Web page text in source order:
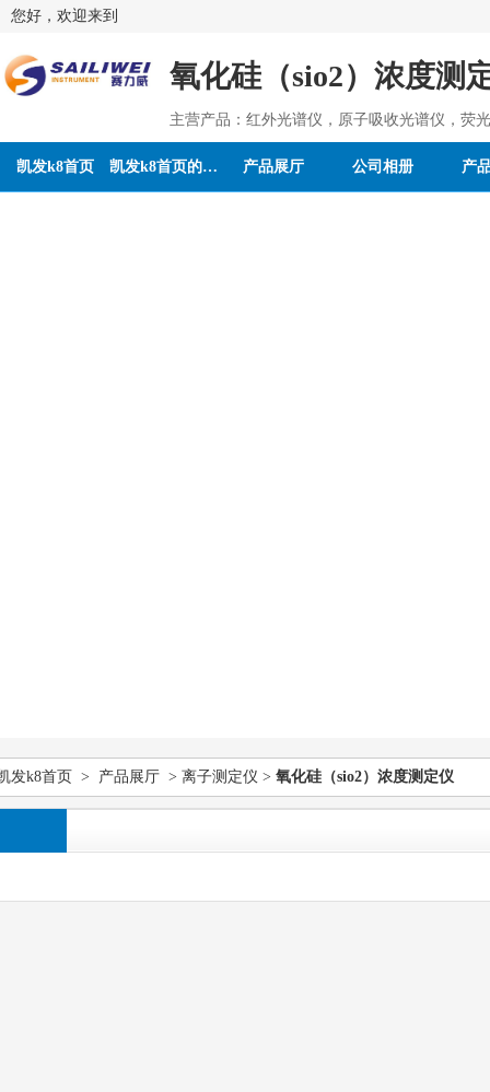
您好，欢迎来到
氧化硅（sio2）浓度测
主营产品：红外光谱仪，原子吸收光谱仪，荧
凯发k8首页 凯发k8首页的介绍 产品展厅 公司相册 产
发k8首页 > 产品展厅 > 离子测定仪 > 氧化硅（sio2）浓度测定仪